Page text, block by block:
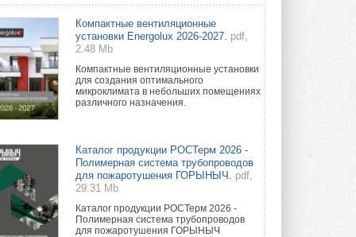
Компактные вентиляционные
установки Energolux 2026-2027. pdf,
2.48 Mb
Компактные вентиляционные установки
для создания оптимального
микроклимата в небольших помещениях
различного назначения.
Каталог продукции РОСТерм 2026 -
Полимерная система трубопроводов
для пожаротушения ГОРЫНЫЧ.
pdf,
29.31 Mb
Каталог продукции РОСТерм 2026 -
Полимерная система трубопроводов
для пожаротушения ГОРЫНЫЧ